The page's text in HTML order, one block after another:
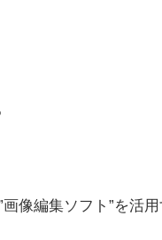
像編集ソフト”を活用